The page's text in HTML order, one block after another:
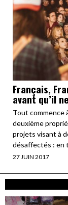
Français,
avant qu’il
Tout commence
deuxième
projets visant à
désaffectés : en
27 JUIN 2017